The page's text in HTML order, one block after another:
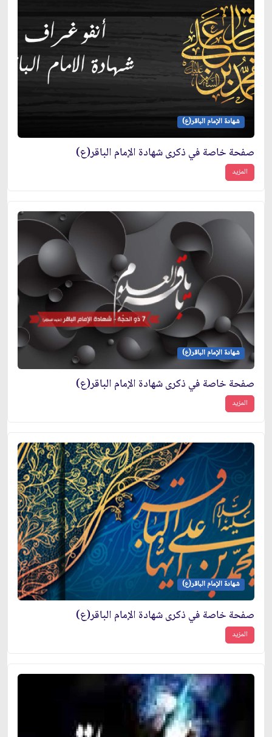
شهادة الإمام الباقر(ع)
صفحة خاصة في ذكرى شهادة الإمام الباقر(ع)
المزيد
شهادة الإمام الباقر(ع)
صفحة خاصة في ذكرى شهادة الإمام الباقر(ع)
المزيد
شهادة الإمام الباقر(ع)
صفحة خاصة في ذكرى شهادة الإمام الباقر(ع)
المزيد